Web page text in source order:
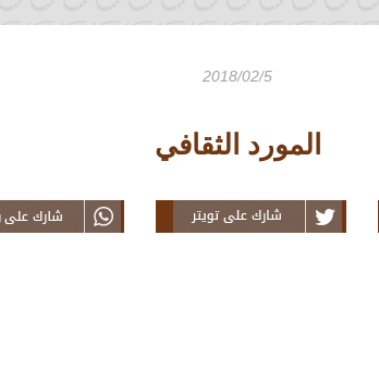
2018/02/5
المورد الثقافي
Tweet this News on
Twitter From Teranim
this Article on
From Teranim